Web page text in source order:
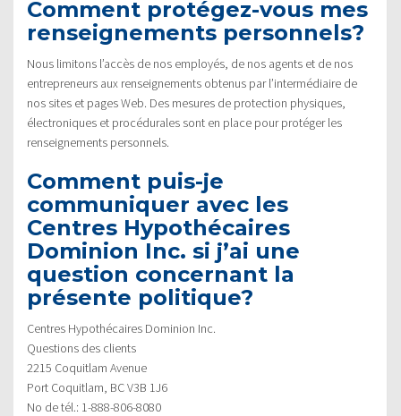
Comment protégez-vous mes
renseignements personnels?
Nous limitons l’accès de nos employés, de nos agents et de nos
entrepreneurs aux renseignements obtenus par l’intermédiaire de
nos sites et pages Web. Des mesures de protection physiques,
électroniques et procédurales sont en place pour protéger les
renseignements personnels.
Comment puis-je
communiquer avec les
Centres Hypothécaires
Dominion Inc. si j’ai une
question concernant la
présente politique?
Centres Hypothécaires Dominion Inc.
Questions des clients
2215 Coquitlam Avenue
Port Coquitlam, BC V3B 1J6
No de tél.: 1-888-806-8080